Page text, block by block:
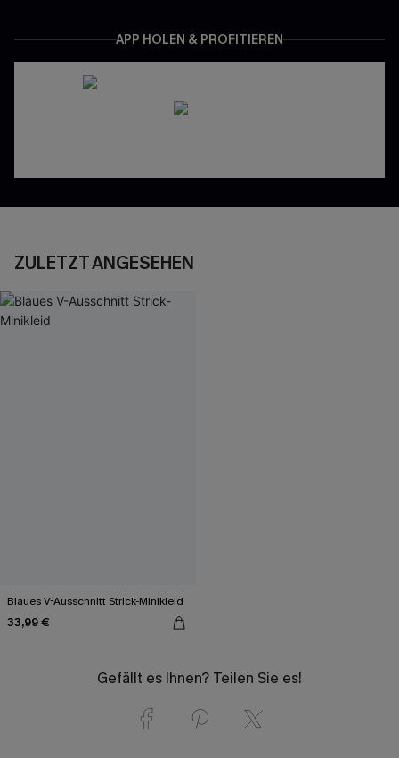
APP HOLEN & PROFITIEREN
ZULETZT ANGESEHEN
Blaues V-Ausschnitt Strick-Minikleid
33,99 €
Gefällt es Ihnen? Teilen Sie es!